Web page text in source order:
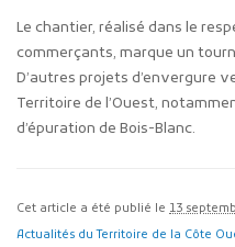
Le chantier, réalisé dans le
commerçants, marque un
D’autres projets d’envergure
Territoire de l’Ouest,
d’épuration de Bois-Blanc.
Cet article a été publié le 13
Actualités du Territoire de la Côte